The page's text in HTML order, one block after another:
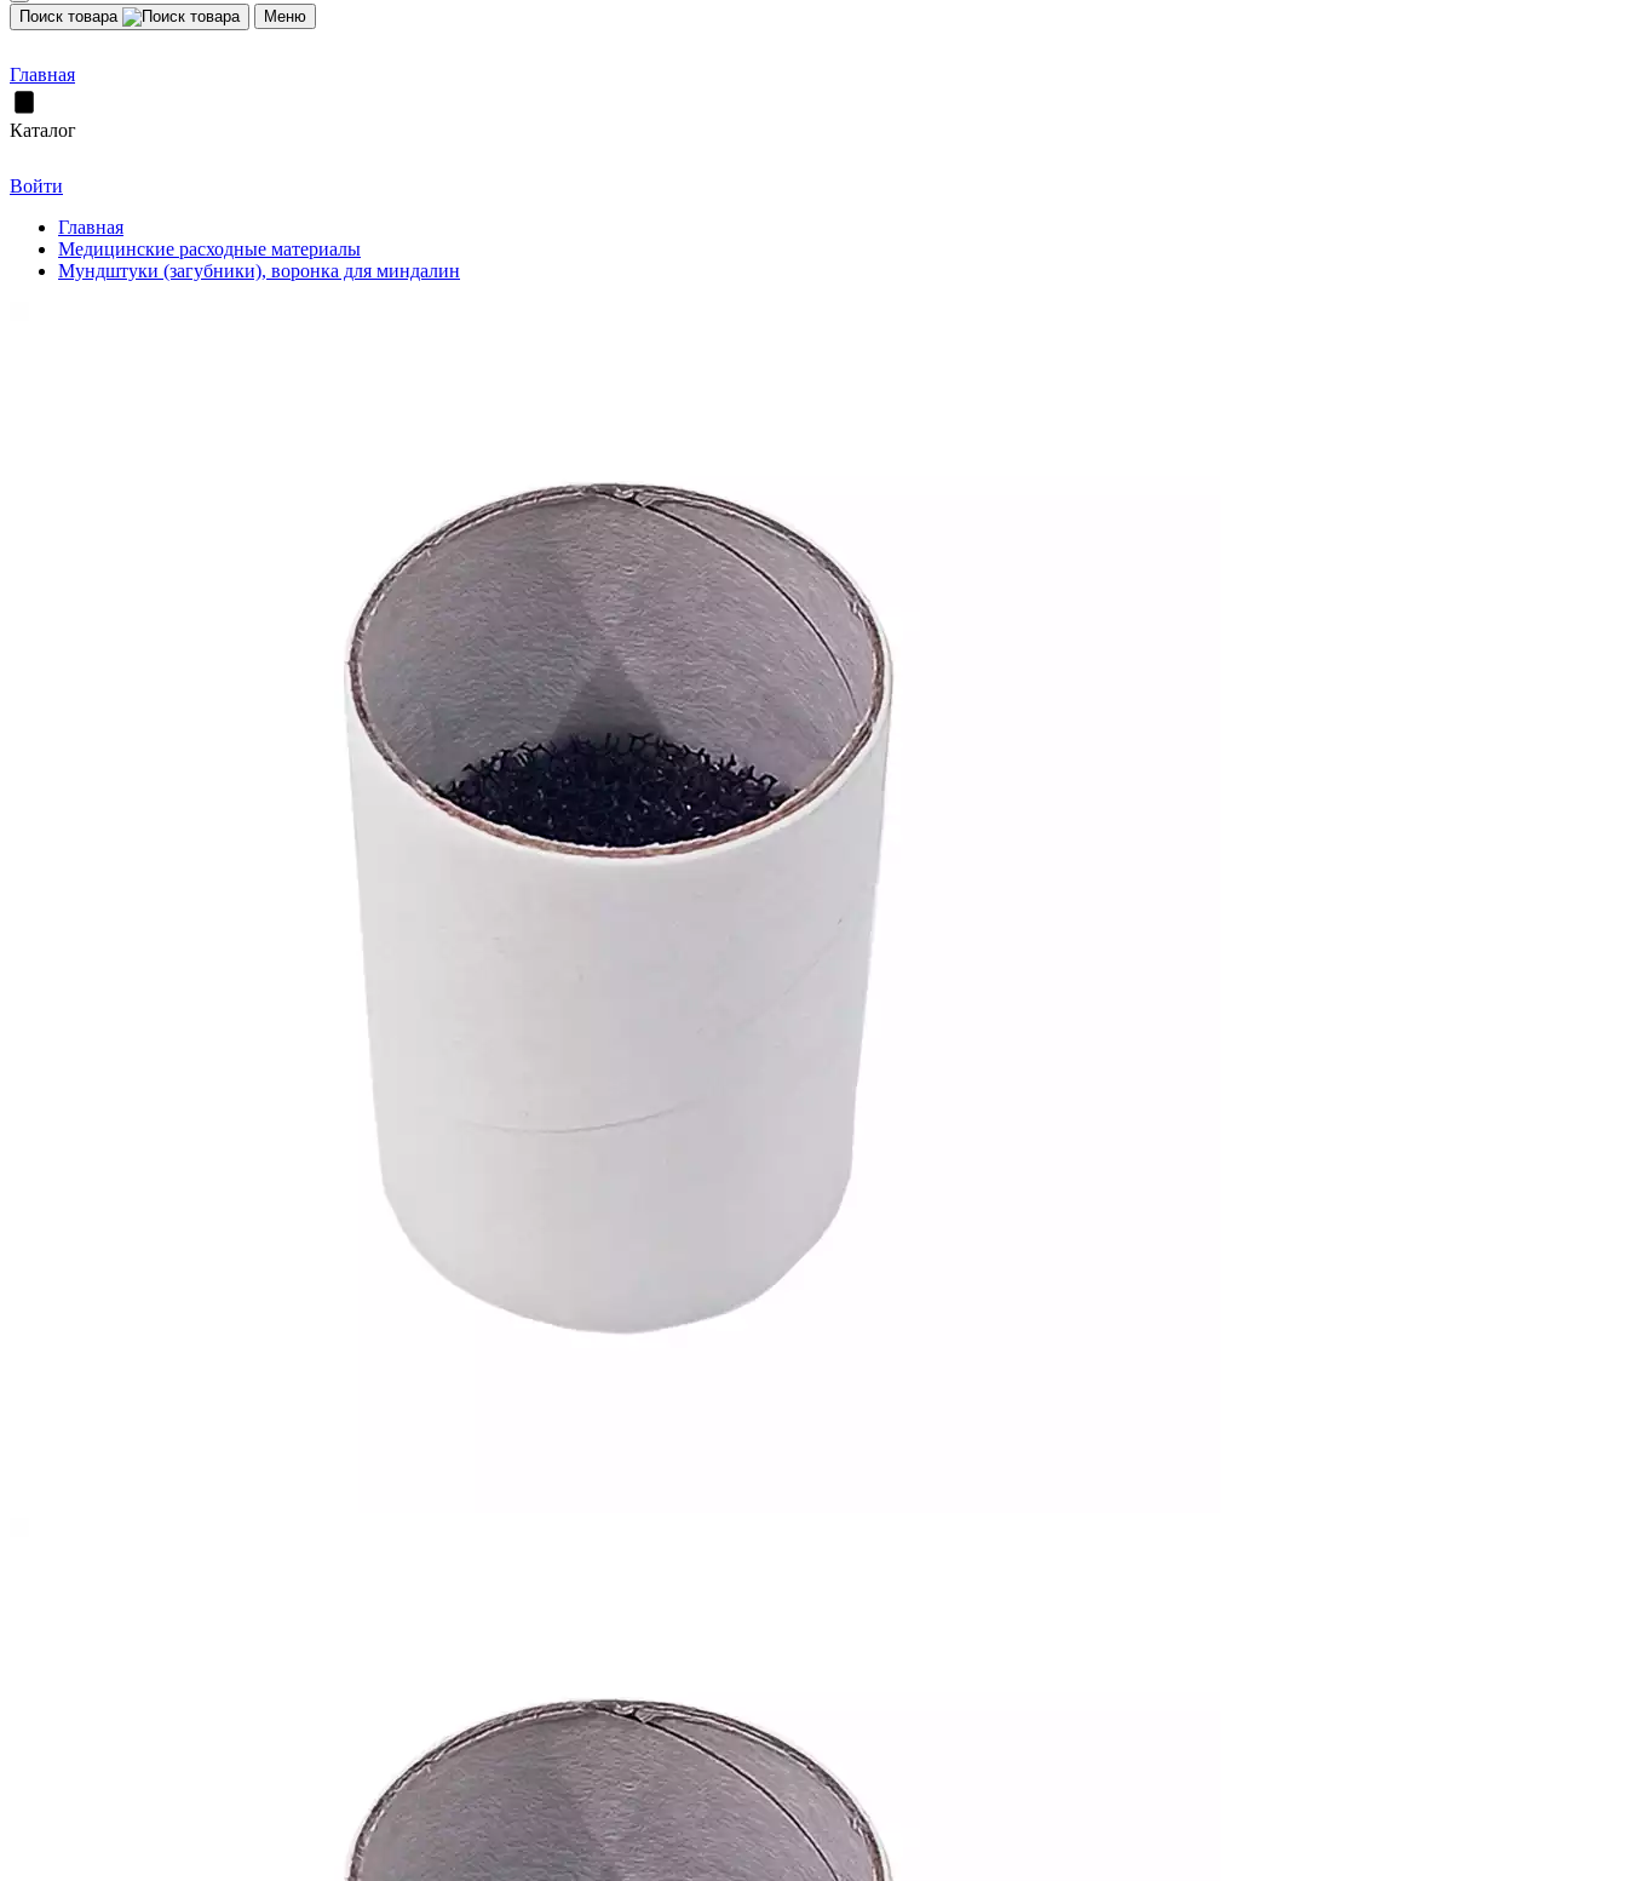
Поиск товара Меню
Главная
Каталог
Войти
Главная
Медицинские расходные материалы
Мундштуки (загубники), воронка для миндалин